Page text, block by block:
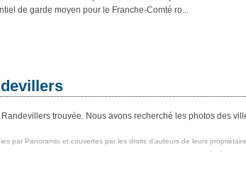
de garde moyen pour le Franche-Comté ro...
trouvée. Nous avons recherché les photos des
par Panoramio et couvertes par les droits d'auteurs de leurs